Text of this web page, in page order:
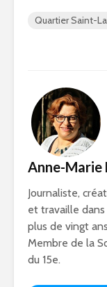
Quartier Saint-
Anne-Marie
Journaliste,
et travaille
plus de vingt
Membre de la
du 15e.